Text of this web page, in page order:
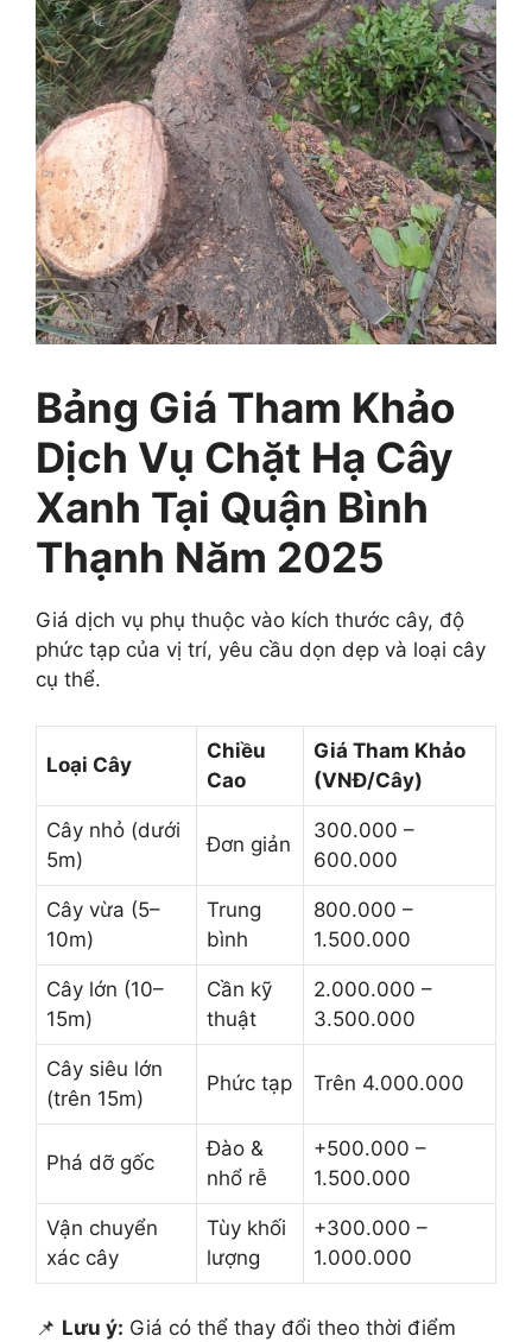
Bảng Giá Tham Khảo
Dịch Vụ Chặt Hạ Cây
Xanh Tại Quận Bình
Thạnh Năm 2025
Giá dịch vụ phụ thuộc vào kích thước cây, độ
phức tạp của vị trí, yêu cầu dọn dẹp và loại cây
cụ thể.
Loại Cây
Chiều
Cao
Giá Tham Khảo
(VNĐ/Cây)
Cây nhỏ (dưới
5m)
Đơn giản
300.000 –
600.000
Cây vừa (5–
10m)
Trung
bình
800.000 –
1.500.000
Cây lớn (10–
15m)
Cần kỹ
thuật
2.000.000 –
3.500.000
Cây siêu lớn
(trên 15m)
Phức tạp Trên 4.000.000
Phá dỡ gốc
Đào &
nhổ rễ
+500.000 –
1.500.000
Vận chuyển
xác cây
Tùy khối
lượng
+300.000 –
1.000.000
📌 Lưu ý: Giá có thể thay đổi theo thời điểm